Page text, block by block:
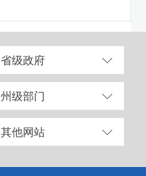
省级政府
州级部门
其他网站